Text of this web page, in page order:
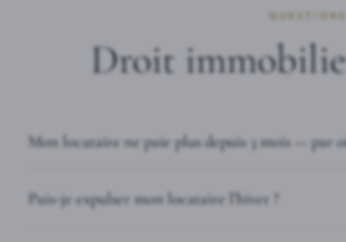
Droit
Mon locataire ne paie plus depuis 3 mois — par
Puis-je expulser mon locataire l'hiver ?